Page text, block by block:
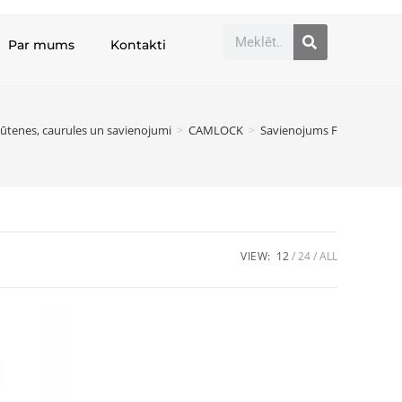
Par mums Kontakti
caurules un savienojumi > CAMLOCK > Savienojums F
VIEW: 12 24 ALL